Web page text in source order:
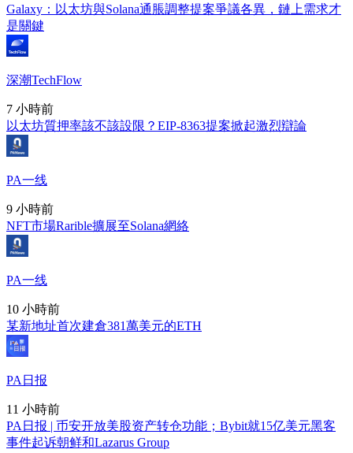
Galaxy：以太坊與Solana通脹調整提案爭議各異，鏈上需求才
是關鍵
深潮TechFlow
7 小時前
以太坊質押率該不該設限？EIP-8363提案掀起激烈辯論
PA一线
9 小時前
NFT市場Rarible擴展至Solana網絡
PA一线
10 小時前
某新地址首次建倉381萬美元的ETH
PA日报
11 小時前
PA日报 | 币安开放美股资产转仓功能；Bybit就15亿美元黑客
事件起诉朝鲜和Lazarus Group